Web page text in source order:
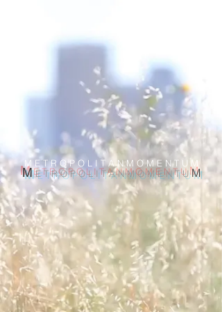
ME T R O P O L I T A N M O M E N T UM
M E T R O P O L I T A N M O M E N T U M